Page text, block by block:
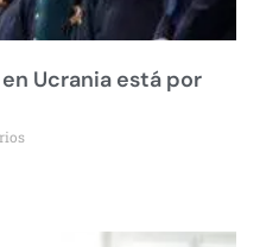
Ucrania está por